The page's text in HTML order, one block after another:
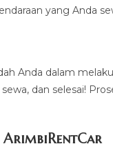
yang Anda
Anda dalam
dan selesai!
ArimbiRentCar